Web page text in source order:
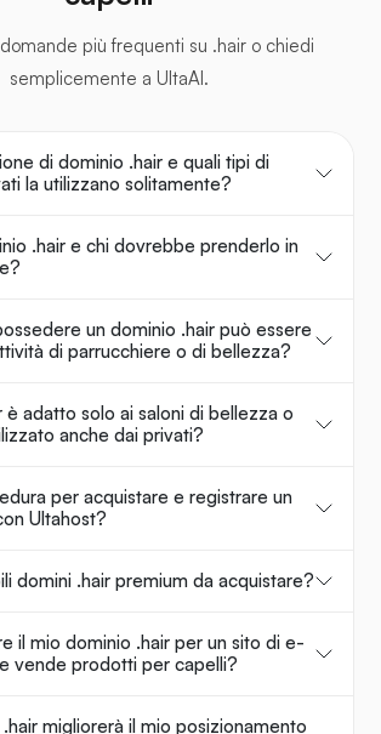
più frequenti su .hair o chiedi
semplicemente a UltaAI.
di dominio .hair e quali tipi di
la utilizzano solitamente?
.hair e chi dovrebbe prenderlo in
un dominio .hair può essere
di parrucchiere o di bellezza?
è adatto solo ai saloni di bellezza o
anche dai privati?
per acquistare e registrare un
Ultahost?
domini .hair premium da acquistare?
il mio dominio .hair per un sito di e-
vende prodotti per capelli?
.hair migliorerà il mio posizionamento